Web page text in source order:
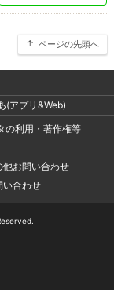
ページの先頭へ
(アプリ&Web)
の利用・著作権等
お問い合わせ
い合わせ